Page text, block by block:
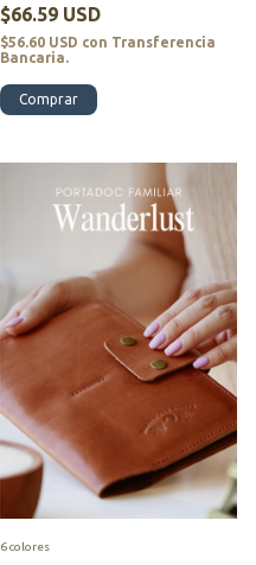
$66.59 USD
$56.60 USD con Transferencia
Bancaria.
Comprar
6 colores